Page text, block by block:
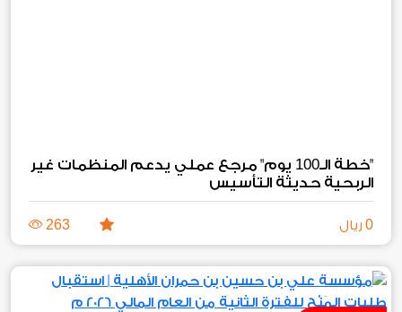
"خطة الـ100
يوم" مرجع عملي يدعم المنظمات غير
الربحية حديثة التأسيس
0 ريال 263